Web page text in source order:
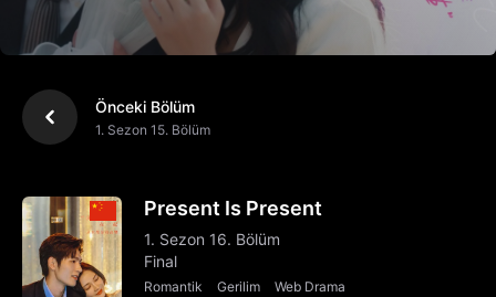
Önceki Bölüm
1. Sezon 15. Bölüm
Present Is Present
1. Sezon 16. Bölüm
Final
Romantik Gerilim Web Drama